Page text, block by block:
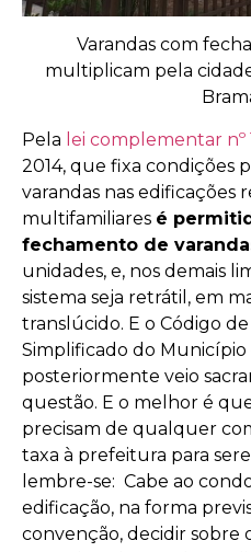
Varandas com
multiplicam pela
Pela lei complementar nº
2014, que fixa condições
varandas nas edificações
multifamiliares é
fechamento de
unidades, e, nos demais
sistema seja retrátil, em
translúcido. E o Código
Simplificado do Município
posteriormente veio
questão. E o melhor é
precisam de qualquer
taxa à prefeitura para
lembre-se: Cabe ao
edificação, na forma
convenção, decidir sobre